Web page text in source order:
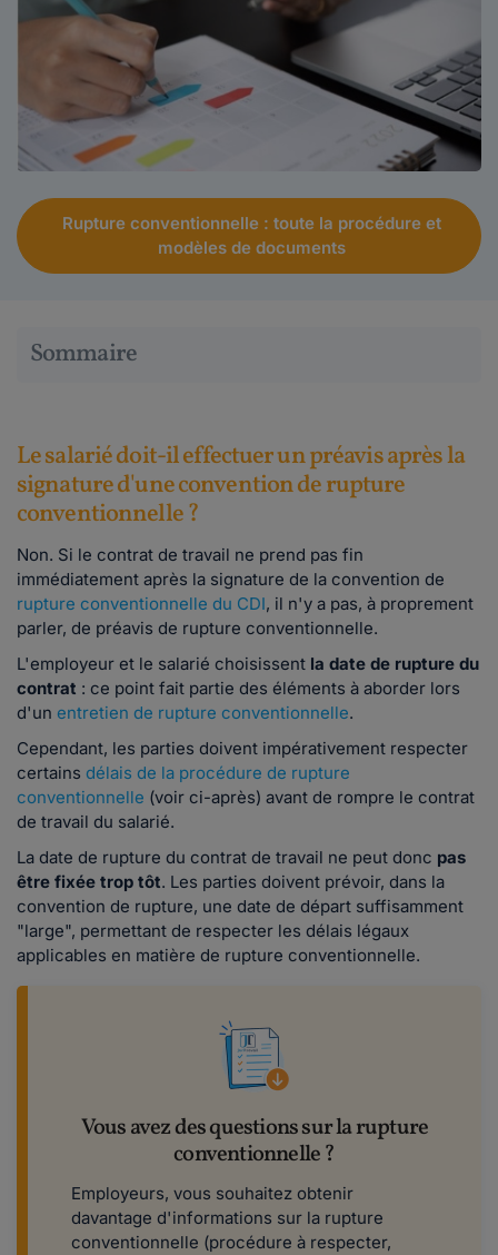
Rupture conventionnelle : toute la procédure et
modèles de documents
Sommaire
Le salarié doit-il effectuer un préavis après la
signature d'une convention de rupture
conventionnelle ?
Non. Si le contrat de travail ne prend pas fin
immédiatement après la signature de la convention de
rupture conventionnelle du CDI, il n'y a pas, à proprement
parler, de préavis de rupture conventionnelle.
L'employeur et le salarié choisissent la date de rupture du
contrat : ce point fait partie des éléments à aborder lors
d'un entretien de rupture conventionnelle.
Cependant, les parties doivent impérativement respecter
certains délais de la procédure de rupture
conventionnelle (voir ci-après) avant de rompre le contrat
de travail du salarié.
La date de rupture du contrat de travail ne peut donc pas
être fixée trop tôt. Les parties doivent prévoir, dans la
convention de rupture, une date de départ suffisamment
"large", permettant de respecter les délais légaux
applicables en matière de rupture conventionnelle.
Vous avez des questions sur la rupture
conventionnelle ?
Employeurs, vous souhaitez obtenir
davantage d'informations sur la rupture
conventionnelle (procédure à respecter,